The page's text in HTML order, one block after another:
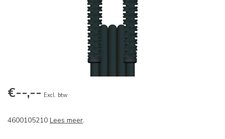
€--,-- Excl. btw
4600105210 Lees meer.